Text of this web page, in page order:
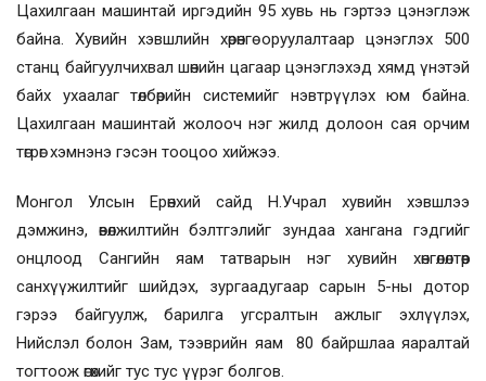
Цахилгаан машинтай иргэдийн 95 хувь нь гэртээ цэнэглэж
байна. Хувийн хэвшлийн хөрөнгө оруулалтаар цэнэглэх 500
станц байгуулчихвал шөнийн цагаар цэнэглэхэд хямд үнэтэй
байх ухаалаг төлбөрийн системийг нэвтрүүлэх юм байна.
Цахилгаан машинтай жолооч нэг жилд долоон сая орчим
төгрөг хэмнэнэ гэсэн тооцоо хийжээ.
Монгол Улсын Ерөнхий сайд Н.Учрал хувийн хэвшлээ
дэмжинэ, өвөлжилтийн бэлтгэлийг зундаа хангана гэдгийг
онцлоод Сангийн яам татварын нэг хувийн хөнгөлөлтөөр
санхүүжилтийг шийдэх, зургаадугаар сарын 5-ны дотор
гэрээ байгуулж, барилга угсралтын ажлыг эхлүүлэх,
Нийслэл болон Зам, тээврийн яам 80 байршлаа яаралтай
тогтоож өгөхийг тус тус үүрэг болгов.